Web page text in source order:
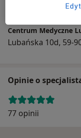
Centrum Medyczne
Lubańska 10d, 59-
Opinie o
77 opinii